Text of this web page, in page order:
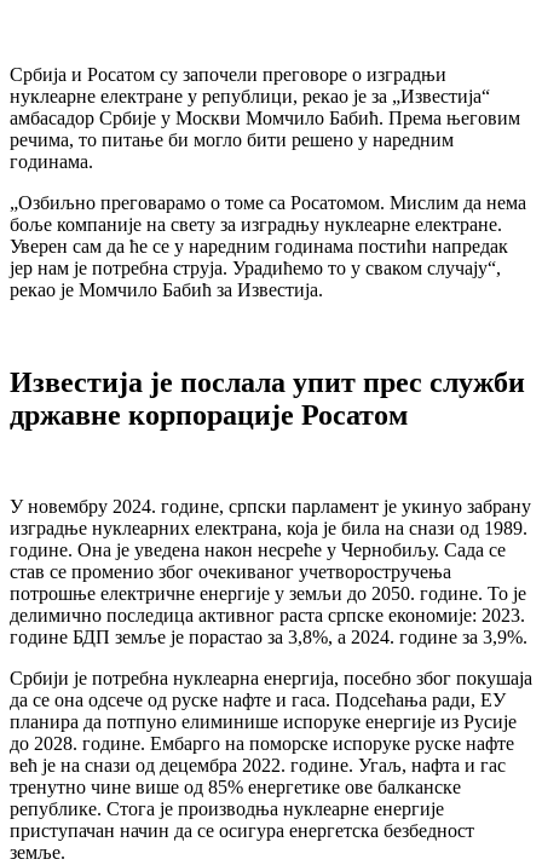
Србија и Росатом су започели преговоре о изградњи
нуклеарне електране у републици, рекао је за „Известија“
амбасадор Србије у Москви Момчило Бабић. Према његовим
речима, то питање би могло бити решено у наредним
годинама.
„Озбиљно преговарамо о томе са Росатомом. Мислим да нема
боље компаније на свету за изградњу нуклеарне електране.
Уверен сам да ће се у наредним годинама постићи напредак
јер нам је потребна струја. Урадићемо то у сваком случају“,
рекао је Момчило Бабић за Известија.
Известија је послала упит прес служби
државне корпорације Росатом
У новембру 2024. године, српски парламент је укинуо забрану
изградње нуклеарних електрана, која је била на снази од 1989.
године. Она је уведена након несреће у Чернобиљу. Сада се
став се променио због очекиваног учетворостручења
потрошње електричне енергије у земљи до 2050. године. То је
делимично последица активног раста српске економије: 2023.
године БДП земље је порастао за 3,8%, а 2024. године за 3,9%.
Србији је потребна нуклеарна енергија, посебно због покушаја
да се она одсече од руске нафте и гаса. Подсећања ради, ЕУ
планира да потпуно елиминише испоруке енергије из Русије
до 2028. године. Ембарго на поморске испоруке руске нафте
већ је на снази од децембра 2022. године. Угаљ, нафта и гас
тренутно чине више од 85% енергетике ове балканске
републике. Стога је производња нуклеарне енергије
приступачан начин да се осигура енергетска безбедност
земље.